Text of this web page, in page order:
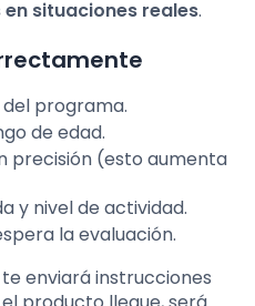
situaciones reales.
programa.
de edad.
precisión (esto aumenta
y nivel de actividad.
la evaluación.
enviará instrucciones